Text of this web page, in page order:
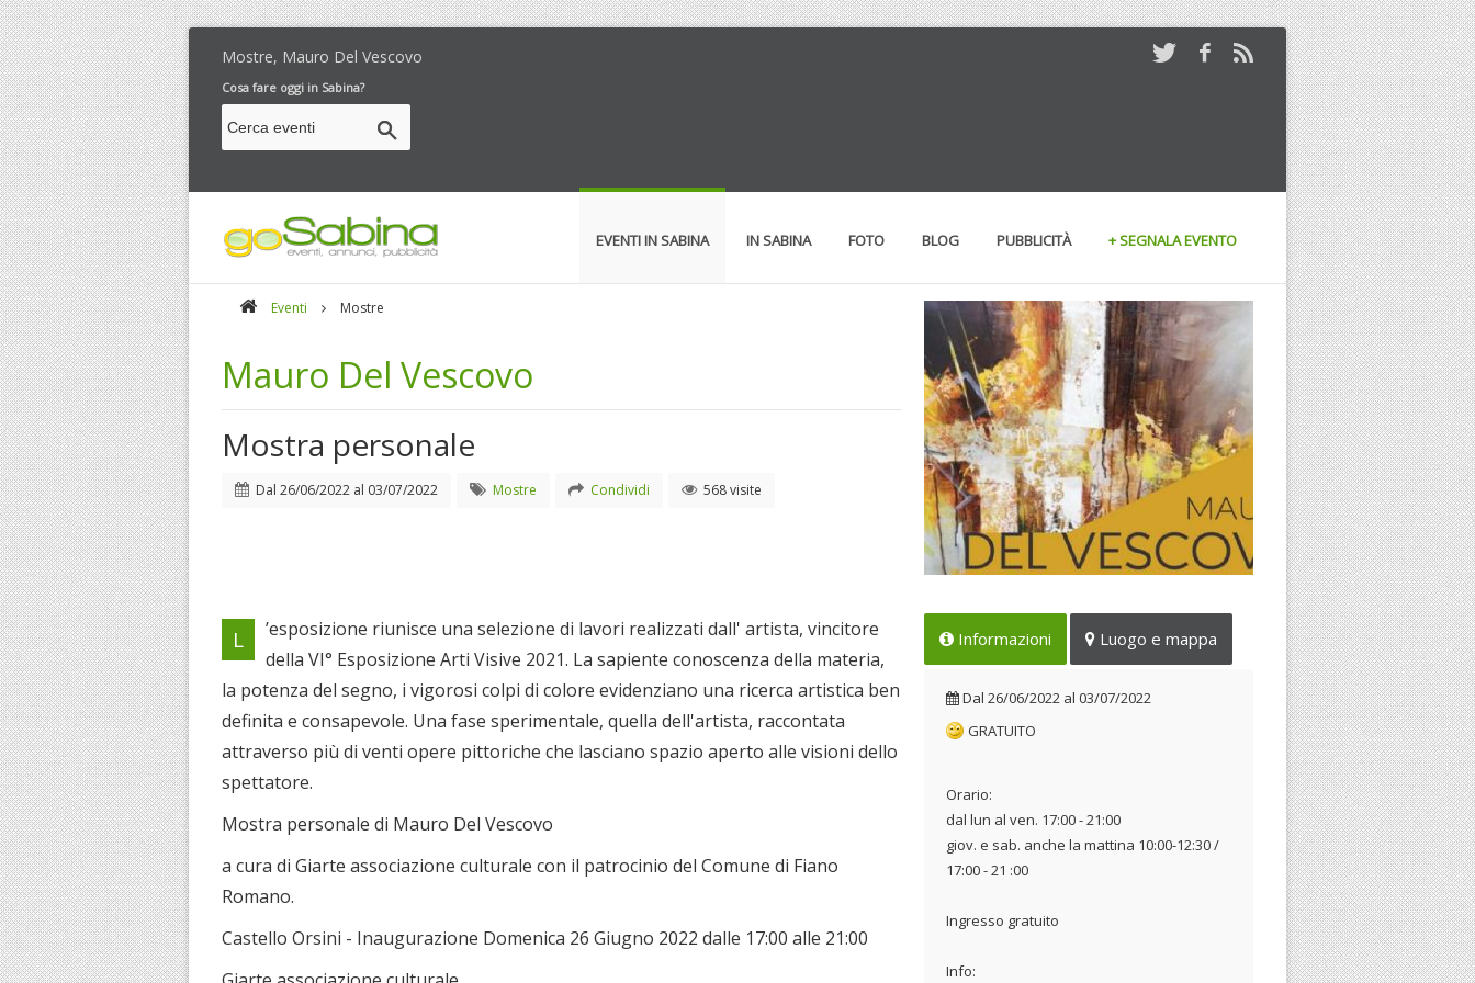
Mostre, Mauro Del Vescovo
Cosa fare oggi in Sabina?
EVENTI IN SABINA IN SABINA FOTO BLOG PUBBLICITÀ + SEGNALA EVENTO
Eventi Mostre
Mauro Del Vescovo
Mostra personale
Dal 26/06/2022 al 03/07/2022 Mostre Condividi 568 visite
Mostra personale
Dal 26/06/2022 al 03/07/2022
L
’esposizione riunisce una selezione di lavori realizzati dall' artista, vincitore
della VI° Esposizione Arti Visive 2021. La sapiente conoscenza della materia,
la potenza del segno, i vigorosi colpi di colore evidenziano una ricerca artistica ben
definita e consapevole. Una fase sperimentale, quella dell'artista, raccontata
attraverso più di venti opere pittoriche che lasciano spazio aperto alle visioni dello
spettatore.
Mostra personale di Mauro Del Vescovo
a cura di Giarte associazione culturale con il patrocinio del Comune di Fiano
Romano.
Castello Orsini - Inaugurazione Domenica 26 Giugno 2022 dalle 17:00 alle 21:00
Informazioni Luogo e mappa
Dal 26/06/2022 al 03/07/2022
GRATUITO
Orario:
dal lun al ven. 17:00 - 21:00
giov. e sab. anche la mattina 10:00-12:30 /
17:00 - 21 :00
Ingresso gratuito
Info: